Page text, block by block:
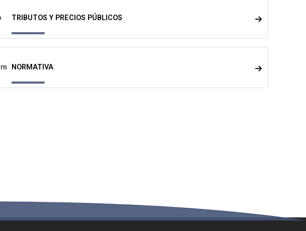
TRIBUTOS Y PRECIOS PÚBLICOS
NORMATIVA